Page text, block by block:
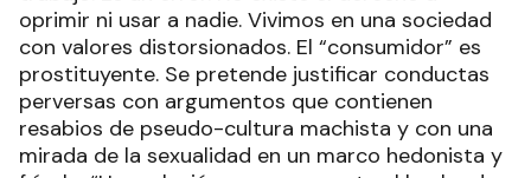
oprimir ni usar a nadie. Vivimos en una sociedad
con valores distorsionados. El “consumidor” es
prostituyente. Se pretende justificar conductas
perversas con argumentos que contienen
resabios de pseudo-cultura machista y con una
mirada de la sexualidad en un marco hedonista y